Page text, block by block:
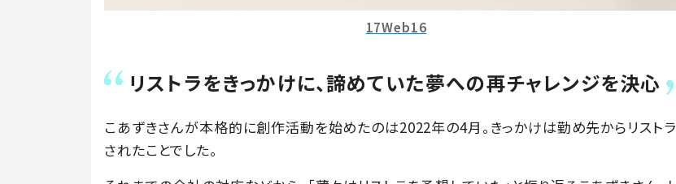
17Web16
リストラをきっかけに、諦めていた夢への再チャレンジを決心
こあずきさんが本格的に創作活動を始めたのは2022年の4月。きっかけは勤め先からリストラ
されたことでした。